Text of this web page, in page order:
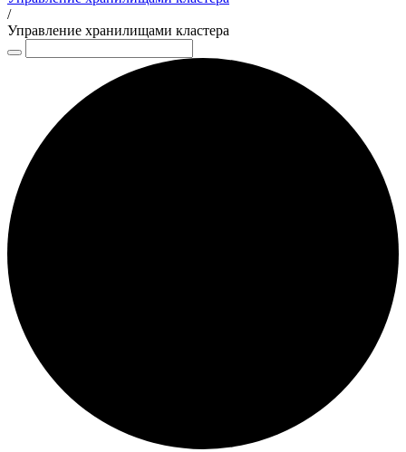
/
Управление хранилищами кластера